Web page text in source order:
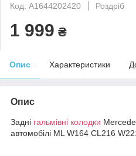
Код: A1644202420
Роздріб
1 999 ₴
Опис Характеристики
Опис
Задні гальмівні колодки
автомобілі ML W164 CL216